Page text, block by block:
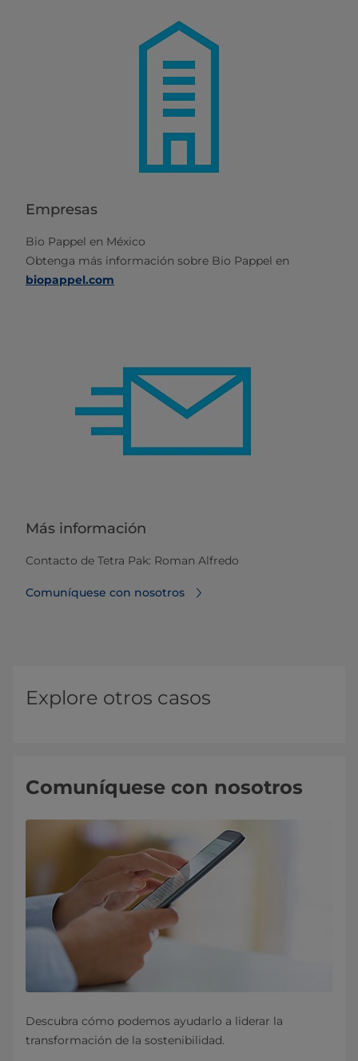
Empresas
Bio Pappel en México
Obtenga más información sobre Bio Pappel en
biopappel.com
Más información
Contacto de Tetra Pak: Roman Alfredo
Comuníquese con nosotros
Explore otros casos
Comuníquese con nosotros
Descubra cómo podemos ayudarlo a liderar la
transformación de la sostenibilidad.